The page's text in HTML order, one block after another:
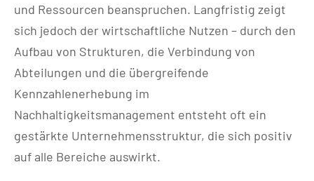
und Ressourcen beanspruchen. Langfristig zeigt
sich jedoch der wirtschaftliche Nutzen – durch den
Aufbau von Strukturen, die Verbindung von
Abteilungen und die übergreifende
Kennzahlenerhebung im
Nachhaltigkeitsmanagement entsteht oft ein
gestärkte Unternehmensstruktur, die sich positiv
auf alle Bereiche auswirkt.